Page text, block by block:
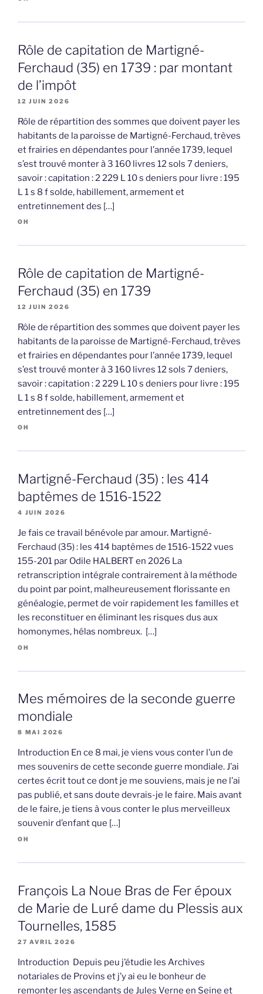
Rôle de capitation de Martigné-
Ferchaud (35) en 1739 : par montant
de l’impôt
12 JUIN 2026
Rôle de répartition des sommes que doivent payer les
habitants de la paroisse de Martigné-Ferchaud, trèves
et frairies en dépendantes pour l’année 1739, lequel
s’est trouvé monter à 3 160 livres 12 sols 7 deniers,
savoir : capitation : 2 229 L 10 s deniers pour livre : 195
L 1 s 8 f solde, habillement, armement et
entretinnement des […]
OH
Rôle de capitation de Martigné-
Ferchaud (35) en 1739
12 JUIN 2026
Rôle de répartition des sommes que doivent payer les
habitants de la paroisse de Martigné-Ferchaud, trèves
et frairies en dépendantes pour l’année 1739, lequel
s’est trouvé monter à 3 160 livres 12 sols 7 deniers,
savoir : capitation : 2 229 L 10 s deniers pour livre : 195
L 1 s 8 f solde, habillement, armement et
entretinnement des […]
OH
Martigné-Ferchaud (35) : les 414
baptêmes de 1516-1522
4 JUIN 2026
Je fais ce travail bénévole par amour. Martigné-
Ferchaud (35) : les 414 baptêmes de 1516-1522 vues
155-201 par Odile HALBERT en 2026 La
retranscription intégrale contrairement à la méthode
du point par point, malheureusement florissante en
généalogie, permet de voir rapidement les familles et
les reconstituer en éliminant les risques dus aux
homonymes, hélas nombreux. […]
OH
Mes mémoires de la seconde guerre
mondiale
8 MAI 2026
Introduction En ce 8 mai, je viens vous conter l’un de
mes souvenirs de cette seconde guerre mondiale. J’ai
certes écrit tout ce dont je me souviens, mais je ne l’ai
pas publié, et sans doute devrais-je le faire. Mais avant
de le faire, je tiens à vous conter le plus merveilleux
souvenir d’enfant que […]
OH
François La Noue Bras de Fer époux
de Marie de Luré dame du Plessis aux
Tournelles, 1585
27 AVRIL 2026
Introduction Depuis peu j’étudie les Archives
notariales de Provins et j’y ai eu le bonheur de
remonter les ascendants de Jules Verne en Seine et